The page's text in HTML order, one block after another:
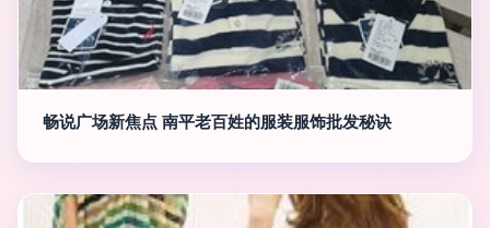
畅说广场新焦点 南平老百姓的服装服饰批发秘诀